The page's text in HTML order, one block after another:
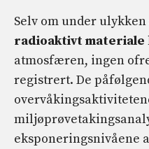
Selv om under ulykken
radioaktivt materiale
atmosfæren, ingen
registrert. De
eksponeringsnivåene